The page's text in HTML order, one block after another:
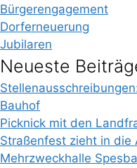
Bürgerengagement
Dorferneuerung
Jubilaren
Neueste
Bauhof
Picknick mit den
Straßenfest zieht in die
Mehrzweckhalle